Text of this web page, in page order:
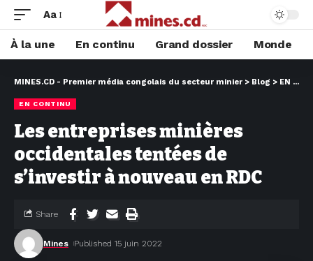
Aa
À la une En continu Grand dossier Monde
MINES.CD - Premier média congolais du secteur minier > Blog > EN CONTINU
EN CONTINU
Les entreprises minières
occidentales tentées de
s’investir à nouveau en RDC
Mines Published 15 juin 2022
Share